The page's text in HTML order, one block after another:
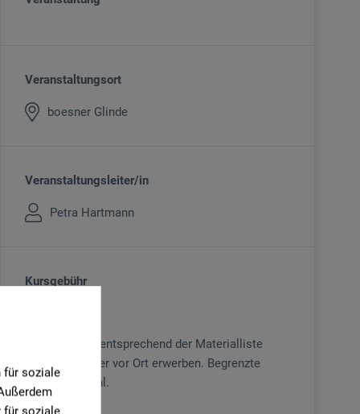
für soziale
für soziale
Veranstaltungsort
boesner Glinde
Veranstaltungsleiter/in
Petra Hartmann
Kursgebühr
Material bitte entsprechend der Materialliste
mitbringen oder vor Ort erwerben. Begrenzte
Teilnehmerzahl.